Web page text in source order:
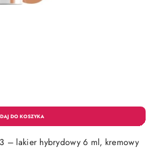
– lakier hybrydowy 6 ml, kremowy